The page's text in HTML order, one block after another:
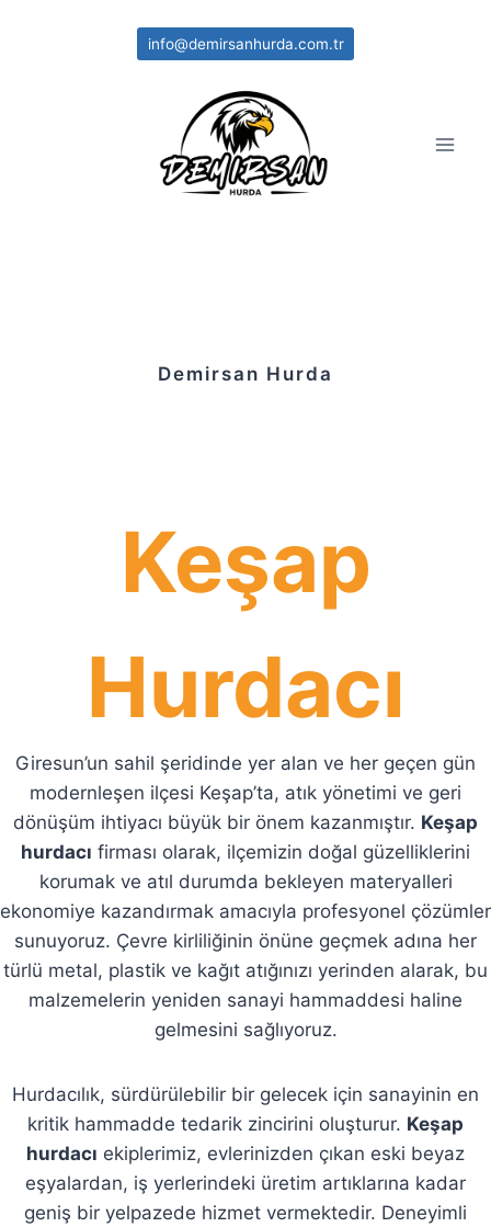
info@demirsanhurda.com.tr
Demirsan Hurda
Keşap
Hurdacı
Giresun’un sahil şeridinde yer alan ve her geçen gün
modernleşen ilçesi Keşap’ta, atık yönetimi ve geri
dönüşüm ihtiyacı büyük bir önem kazanmıştır. Keşap
hurdacı firması olarak, ilçemizin doğal güzelliklerini
korumak ve atıl durumda bekleyen materyalleri
ekonomiye kazandırmak amacıyla profesyonel çözümler
sunuyoruz. Çevre kirliliğinin önüne geçmek adına her
türlü metal, plastik ve kağıt atığınızı yerinden alarak, bu
malzemelerin yeniden sanayi hammaddesi haline
gelmesini sağlıyoruz.
Hurdacılık, sürdürülebilir bir gelecek için sanayinin en
kritik hammadde tedarik zincirini oluşturur. Keşap
hurdacı ekiplerimiz, evlerinizden çıkan eski beyaz
eşyalardan, iş yerlerindeki üretim artıklarına kadar
geniş bir yelpazede hizmet vermektedir. Deneyimli